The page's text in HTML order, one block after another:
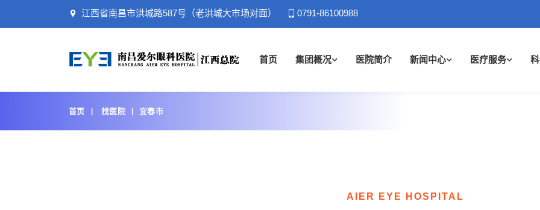
江西省南昌市洪城路587号（老洪城大市场对面） 0791-86100988
首页 集团概况 医院简介 新闻中心 医疗服务
首页 找医院 宜春市
AIER EYE HOSPITAL